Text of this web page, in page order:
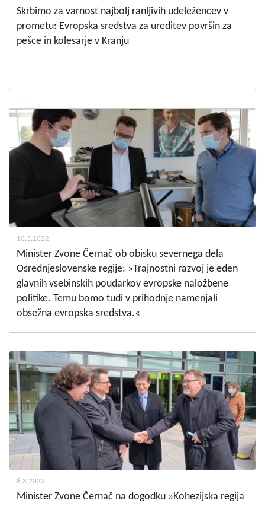
Skrbimo za varnost najbolj ranljivih udeležencev v
prometu: Evropska sredstva za ureditev površin za
pešce in kolesarje v Kranju
10.3.2022
Minister Zvone Černač ob obisku severnega dela
Osrednjeslovenske regije: »Trajnostni razvoj je eden
glavnih vsebinskih poudarkov evropske naložbene
politike. Temu bomo tudi v prihodnje namenjali
obsežna evropska sredstva.«
8.3.2022
Minister Zvone Černač na dogodku »Kohezijska regija